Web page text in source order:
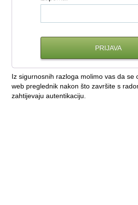
Iz sigurnosnih razloga molimo vas da se
web preglednik nakon što završite s
zahtijevaju autentikaciju.